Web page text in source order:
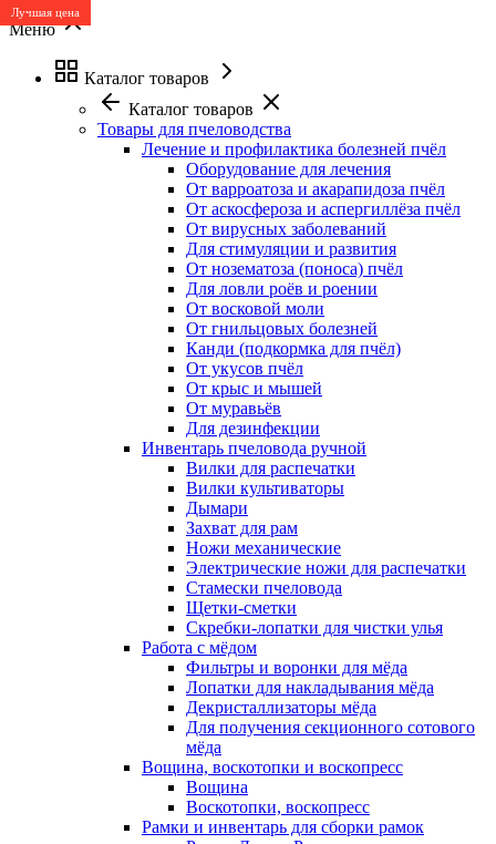
Меню
Каталог товаров
Каталог товаров
Товары для пчеловодства
Лечение и профилактика болезней пчёл
Оборудование для лечения
От варроатоза и акарапидоза пчёл
От аскосфероза и аспергиллёза пчёл
От вирусных заболеваний
Для стимуляции и развития
От нозематоза (поноса) пчёл
Для ловли роёв и роении
От восковой моли
От гнильцовых болезней
Канди (подкормка для пчёл)
От укусов пчёл
От крыс и мышей
От муравьёв
Для дезинфекции
Инвентарь пчеловода ручной
Вилки для распечатки
Вилки культиваторы
Дымари
Захват для рам
Ножи механические
Электрические ножи для распечатки
Стамески пчеловода
Щетки-сметки
Скребки-лопатки для чистки улья
Работа с мёдом
Фильтры и воронки для мёда
Лопатки для накладывания мёда
Декристаллизаторы мёда
Для получения секционного сотового
мёда
Вощина, воскотопки и воскопресс
Вощина
Воскотопки, воскопресс
Рамки и инвентарь для сборки рамок
Лучшая цена